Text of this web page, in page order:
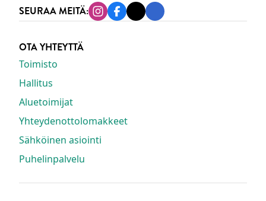
SEURAA MEITÄ: Instagram
Facebook
TiktokLinkedin
OTA YHTEYTTÄ
Toimisto
Hallitus
Aluetoimijat
Yhteydenottolomakkeet
Sähköinen asiointi
Puhelinpalvelu